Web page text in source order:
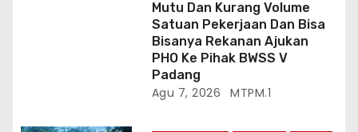
Mutu Dan Kurang Volume
Satuan Pekerjaan Dan Bisa
Bisanya Rekanan Ajukan
PHO Ke Pihak BWSS V
Padang
Agu 7, 2026 MTPM.1